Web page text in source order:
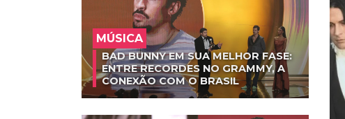
MÚSICA
BAD BUNNY EM SUA MELHOR FASE:
ENTRE RECORDES NO GRAMMY, A
CONEXÃO COM O BRASIL